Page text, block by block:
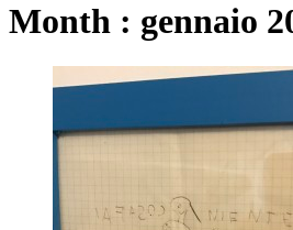
Month : gennaio